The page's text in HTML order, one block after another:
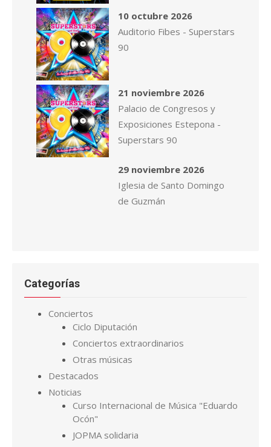
10 octubre 2026
Auditorio Fibes - Superstars
90
21 noviembre 2026
Palacio de Congresos y
Exposiciones Estepona -
Superstars 90
29 noviembre 2026
Iglesia de Santo Domingo
de Guzmán
Categorías
Conciertos
Ciclo Diputación
Conciertos extraordinarios
Otras músicas
Destacados
Noticias
Curso Internacional de Música "Eduardo
Ocón"
JOPMA solidaria